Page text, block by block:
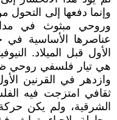
وإنما دفعها إلى
وروحي مبثوث في
عناصرها الأساسية في
الأول قبل الميلاد.
هي تيار فلسفي روحي
وازدهر في القرنين
ثقافي امتزجت فيه
الشرقية، ولم يكن